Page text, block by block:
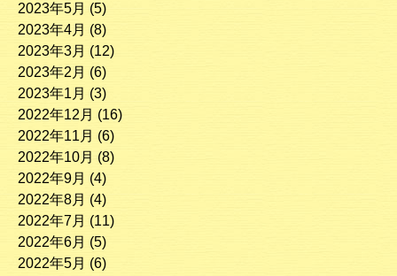
2023年5月 (5)
2023年4月 (8)
2023年3月 (12)
2023年2月 (6)
2023年1月 (3)
2022年12月 (16)
2022年11月 (6)
2022年10月 (8)
2022年9月 (4)
2022年8月 (4)
2022年7月 (11)
2022年6月 (5)
2022年5月 (6)